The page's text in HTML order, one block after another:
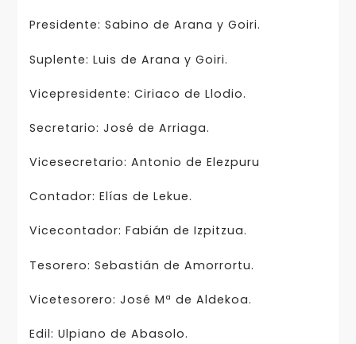
Presidente: Sabino de Arana y Goiri.
Suplente: Luis de Arana y Goiri.
Vicepresidente: Ciriaco de Llodio.
Secretario: José de Arriaga.
Vicesecretario: Antonio de Elezpuru
Contador: Elías de Lekue.
Vicecontador: Fabián de Izpitzua.
Tesorero: Sebastián de Amorrortu.
Vicetesorero: José Mª de Aldekoa.
Edil: Ulpiano de Abasolo.